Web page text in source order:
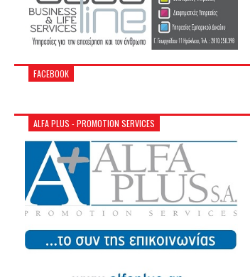
FACEBOOK
ALFA PLUS - PROMOTION SERVICES